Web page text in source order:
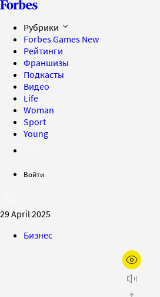
Рубрики
Forbes Games New
Рейтинги
Франшизы
Подкасты
Видео
Life
Woman
Sport
Young
Войти
29 April 2025
Бизнес